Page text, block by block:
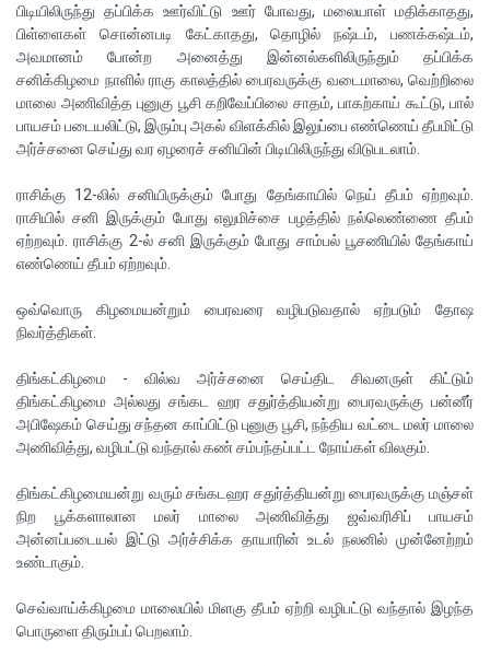
பிடியிலிருந்து தப்பிக்க ஊர்விட்டு ஊர் போவது, மலையாள் மதிக்காதது,
பிள்ளைகள் சொன்னபடி கேட்காதது, தொழில் நஷ்டம், பணக்கஷ்டம்,
அவமானம் போன்ற அனைத்து இன்னல்களிலிருந்தும் தப்பிக்க
சனிக்கிழமை நாளில் ராகு காலத்தில் பைரவருக்கு வடைமாலை, வெற்றிலை
மாலை அணிவித்த புனுகு பூசி கறிவேப்பிலை சாதம், பாகற்காய் கூட்டு, பால்
பாயசம் படையலிட்டு, இரும்பு அகல் விளக்கில் இலுப்பை எண்ணெய் தீபமிட்டு
அர்ச்சனை செய்து வர ஏழரைச் சனியின் பிடியிலிருந்து விடுபடலாம்.
ராசிக்கு 12-லில் சனியிருக்கும் போது தேங்காயில் நெய் தீபம் ஏற்றவும்.
ராசியில் சனி இருக்கும் போது எலுமிச்சை பழத்தில் நல்லெண்ணை தீபம்
ஏற்றவும். ராசிக்கு 2-ல் சனி இருக்கும் போது சாம்பல் பூசணியில் தேங்காய்
எண்ணெய் தீபம் ஏற்றவும்.
ஒவ்வொரு கிழமையன்றும் பைரவரை வழிபடுவதால் ஏற்படும் தோஷ
நிவர்த்திகள்.
திங்கட்கிழமை - வில்வ அர்ச்சனை செய்திட சிவனருள் கிட்டும்
திங்கட்கிழமை அல்லது சங்கட ஹர சதுர்த்தியன்று பைரவருக்கு பன்னீர்
அபிஷேகம் செய்து சந்தன காப்பிட்டு புனுகு பூசி, நந்திய வட்டை மலர் மாலை
அணிவித்து, வழிபட்டு வந்தால் கண் சம்பந்தப்பட்ட நோய்கள் விலகும்.
திங்கட்கிழமையன்று வரும் சங்கடஹர சதுர்த்தியன்று பைரவருக்கு மஞ்சள்
நிற பூக்களாலான மலர் மாலை அணிவித்து ஜவ்வரிசிப் பாயசம்
அன்னப்படையல் இட்டு அர்ச்சிக்க தாயாரின் உடல் நலனில் முன்னேற்றம்
உண்டாகும்.
செவ்வாய்க்கிழமை மாலையில் மிளகு தீபம் ஏற்றி வழிபட்டு வந்தால் இழந்த
பொருளை திரும்பப் பெறலாம்.